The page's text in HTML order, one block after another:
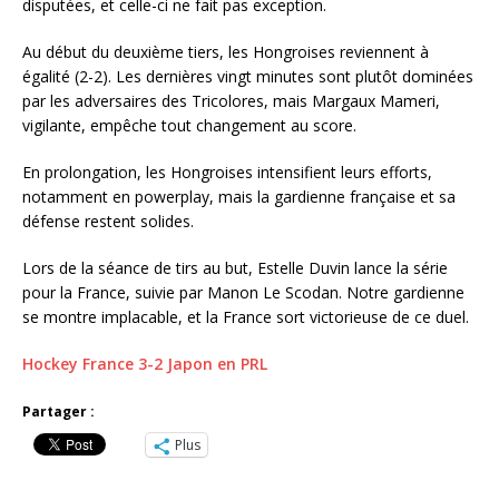
disputées, et celle-ci ne fait pas exception.
Au début du deuxième tiers, les Hongroises reviennent à
égalité (2-2). Les dernières vingt minutes sont plutôt dominées
par les adversaires des Tricolores, mais Margaux Mameri,
vigilante, empêche tout changement au score.
En prolongation, les Hongroises intensifient leurs efforts,
notamment en powerplay, mais la gardienne française et sa
défense restent solides.
Lors de la séance de tirs au but, Estelle Duvin lance la série
pour la France, suivie par Manon Le Scodan. Notre gardienne
se montre implacable, et la France sort victorieuse de ce duel.
Hockey France 3-2 Japon en PRL
Partager :
Plus